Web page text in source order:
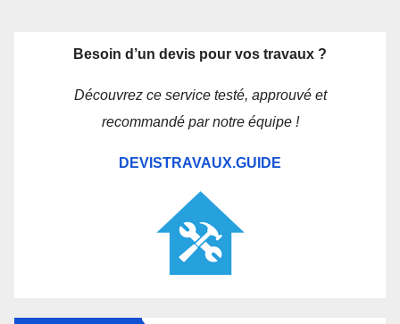
Besoin d’un devis pour vos travaux ?
Découvrez ce service testé, approuvé et
recommandé par notre équipe !
DEVISTRAVAUX.GUIDE